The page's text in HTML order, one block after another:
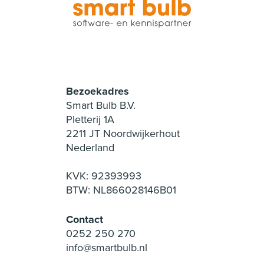
Bezoekadres
Smart Bulb B.V.
Pletterij 1A
2211 JT Noordwijkerhout
Nederland
KVK: 92393993
BTW: NL866028146B01
Contact
0252 250 270
info@smartbulb.nl